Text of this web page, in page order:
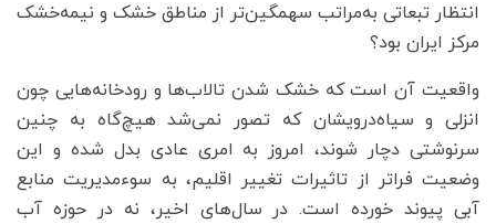
انتظار تبعاتی به‌مراتب سهمگین‌تر از مناطق خشک و نیمه‌خشک
مرکز ایران بود؟
واقعیت آن است که خشک شدن تالاب‌ها و رودخانه‌هایی چون
انزلی و سیاه‌درویشان که تصور نمی‌شد هیچ‌گاه به چنین
سرنوشتی دچار شوند، امروز به امری عادی بدل شده و این
وضعیت فراتر از تاثیرات تغییر اقلیم، به سوءمدیریت منابع
آبی پیوند خورده است. در سال‌های اخیر، نه در حوزه آب